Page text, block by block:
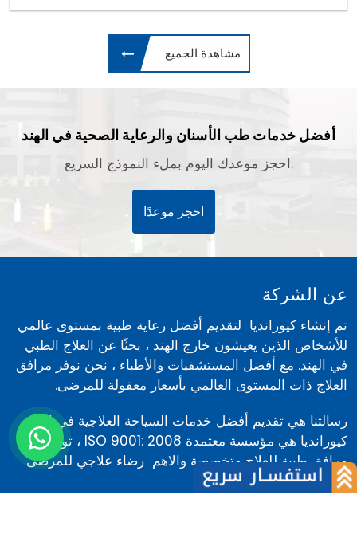
مشاهدة الجميع
أفضل خدمات طب الأسنان والرعاية الصحية في الهند
احجز موعدك اليوم بملء النموذج السريع.
احجز موعدًا
عن الشركة
تم إنشاء كيورانديا لتقديم أفضل رعاية طبية بمستوى عالمي
للأشخاص الذين يعيشون خارج الهند ، بحثًا عن العلاج الطبي
في الهند. مع أفضل المستشفيات والأطباء ، نحن نوفر مرافق
العلاج ذات المستوى العالمي بأسعار معقولة للمرضى.
رسالتنا هي تقديم أفضل خدمات السياحة العلاجية في الهند ،
كيورانديا هي مؤسسة معتمدة ISO 9001: 2008 ، توفر
مرافق طبية للعلاج متخصصة والاهم رضاء علاجي للمرضى
القادمين من مختلف دول...